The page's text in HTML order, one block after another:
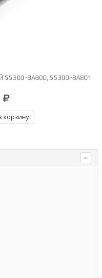
8A800, 55300-8A801
корзину